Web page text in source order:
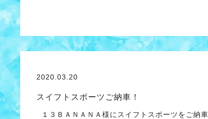
2020.03.20
スイフトスポーツご納車！
１３ＢＡＮＡＮＡ様にスイフトスポーツをご納